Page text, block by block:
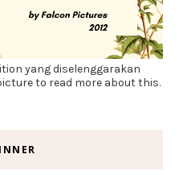
yang diselenggarakan
to read more about this.